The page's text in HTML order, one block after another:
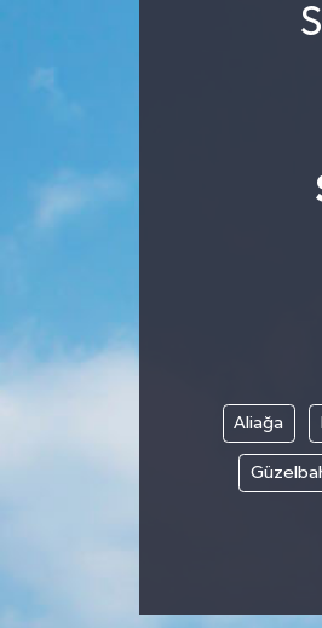
Aliağa
Süper Lig Puan Durumu